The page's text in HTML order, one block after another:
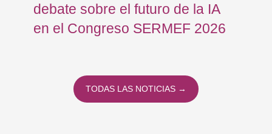
debate sobre el futuro de la IA
en el Congreso SERMEF 2026
TODAS LAS NOTICIAS →